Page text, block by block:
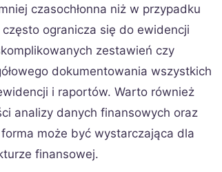
czasochłonna niż w przypadku
ogranicza się do ewidencji
zestawień czy
dokumentowania wszystkich
i raportów. Warto również
analizy danych finansowych oraz
może być wystarczająca dla
finansowej.